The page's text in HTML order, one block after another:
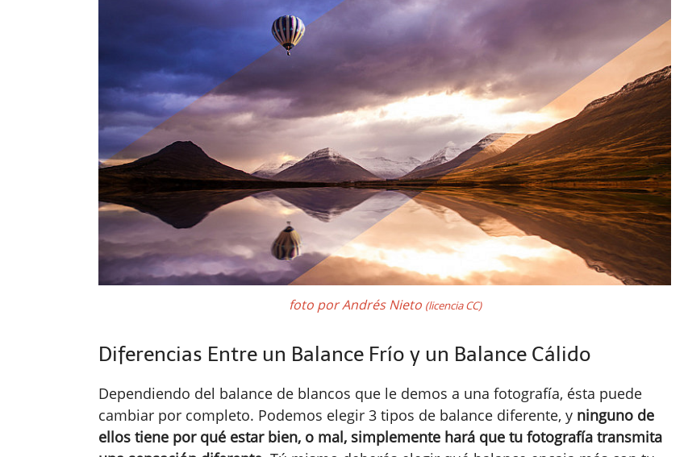
foto por Andrés Nieto (licencia CC)
Diferencias Entre un Balance Frío y un Balance Cálido
Dependiendo del balance de blancos que le demos a una fotografía, ésta puede
cambiar por completo. Podemos elegir 3 tipos de balance diferente, y ninguno de
ellos tiene por qué estar bien, o mal, simplemente hará que tu fotografía transmita